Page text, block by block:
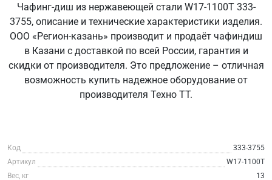
Чафинг-диш из нержавеющей стали W17-1100T 333-
3755, описание и технические характеристики изделия.
ООО «Регион-казань» производит и продаёт чафиндиш
в Казани с доставкой по всей России, гарантия и
скидки от производителя. Это предложение – отличная
возможность купить надежное оборудование от
производителя Техно ТТ.
Код
333-3755
Артикул
W17-1100T
Вес, кг
13